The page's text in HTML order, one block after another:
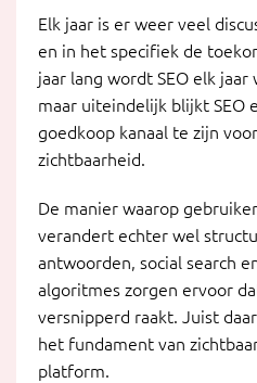
Elk jaar is er weer veel
en in het specifiek de
jaar lang wordt SEO elk
maar uiteindelijk blijkt SEO
goedkoop kanaal te zijn
zichtbaarheid.
De manier waarop
verandert echter wel
antwoorden, social search
algoritmes zorgen ervoor
versnipperd raakt. Juist
het fundament van
platform.